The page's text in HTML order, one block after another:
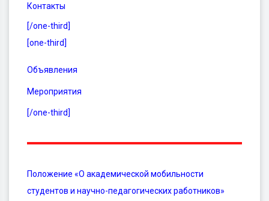
Контакты
[/one-third]
[one-third]
Объявления
Мероприятия
[/one-third]
Положение «О академической мобильности
студентов и научно-педагогических работников»